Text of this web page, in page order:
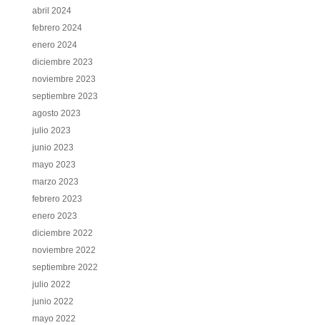
abril 2024
febrero 2024
enero 2024
diciembre 2023
noviembre 2023
septiembre 2023
agosto 2023
julio 2023
junio 2023
mayo 2023
marzo 2023
febrero 2023
enero 2023
diciembre 2022
noviembre 2022
septiembre 2022
julio 2022
junio 2022
mayo 2022